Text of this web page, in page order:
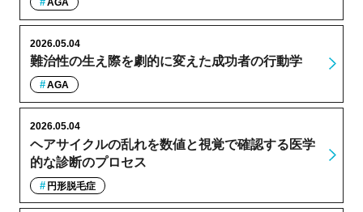
AGA
難治性の生え際を劇的に変えた成功者の行動学
2026.05.04
AGA
ヘアサイクルの乱れを数値と視覚で確認する医学
的な診断のプロセス
2026.05.04
円形脱毛症